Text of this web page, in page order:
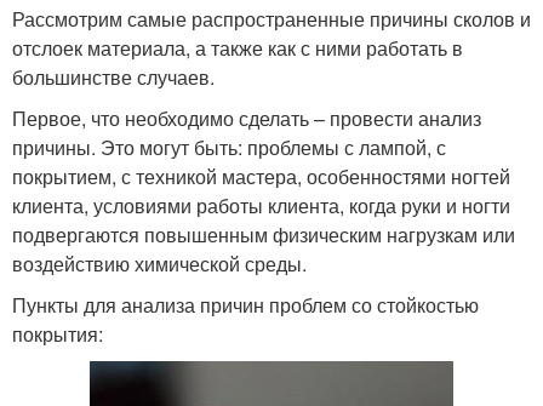
Рассмотрим самые распространенные причины сколов и
отслоек материала, а также как с ними работать в
большинстве случаев.
Первое, что необходимо сделать – провести анализ
причины. Это могут быть: проблемы с лампой, с
покрытием, с техникой мастера, особенностями ногтей
клиента, условиями работы клиента, когда руки и ногти
подвергаются повышенным физическим нагрузкам или
воздействию химической среды.
Пункты для анализа причин проблем со стойкостью
покрытия: